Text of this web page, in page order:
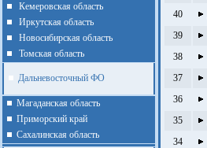
Кемеровская область
Иркутская область
Новосибирская область
Томская область
Дальневосточный ФО
Магаданская область
Приморский край
Cахалинская область
40
39
38
37
36
35
34